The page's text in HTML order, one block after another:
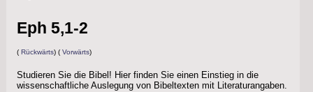
Eph 5,1-2
( Rückwärts) ( Vorwärts)
Studieren Sie die Bibel! Hier finden Sie einen Einstieg in die
wissenschaftliche Auslegung von Bibeltexten mit Literaturangaben.